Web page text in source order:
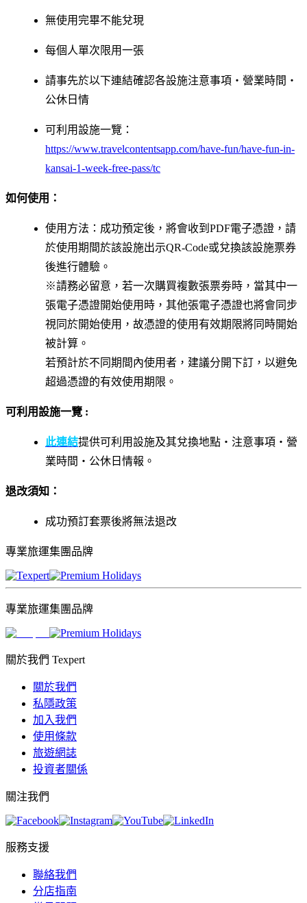
無使用完畢不能兌現
每個人單次限用一張
請事先於以下連結確認各設施注意事項・營業時間・
公休日情
可利用設施一覽：
https://www.travelcontentsapp.com/have-fun/have-fun-in-
kansai-1-week-free-pass/tc
如何使用：
使用方法：成功預定後，將會收到PDF電子憑證，請
於使用期間於該設施出示QR-Code或兌換該設施票券
後進行體驗。
※請務必留意，若一次購買複數張票劵時，當其中一
張電子憑證開始使用時，其他張電子憑證也將會同步
視同於開始使用，故憑證的使用有效期限將同時開始
被計算。
若預計於不同期間內使用者，建議分開下訂，以避免
超過憑證的有效使用期限。
可利用設施一覽 :
此連結提供可利用設施及其兌換地點・注意事項・營
業時間・公休日情報。
退改須知 ：
成功預訂套票後將無法退改
專業旅運集團品牌
專業旅運集團品牌
關於我們 Texpert
關於我們
私隱政策
加入我們
使用條款
旅遊網誌
投資者關係
關注我們
服務支援
聯絡我們
分店指南